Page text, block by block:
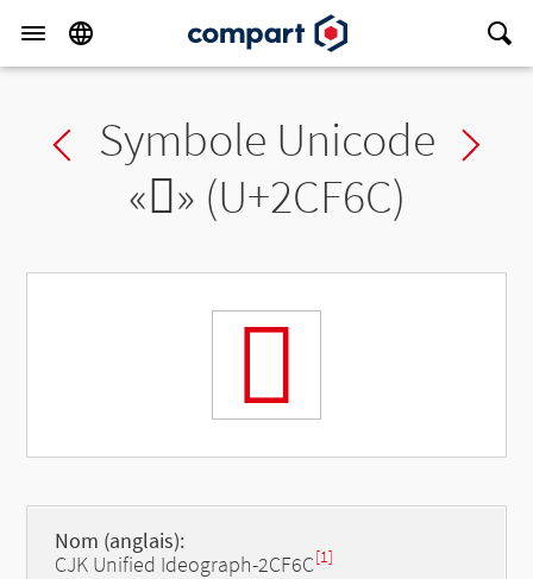
Previous char
Symbole Unicode
«𬽬» (U+2CF6C)
𬽬
Nom (anglais):
CJK Unified Ideograph-2CF6C[1]